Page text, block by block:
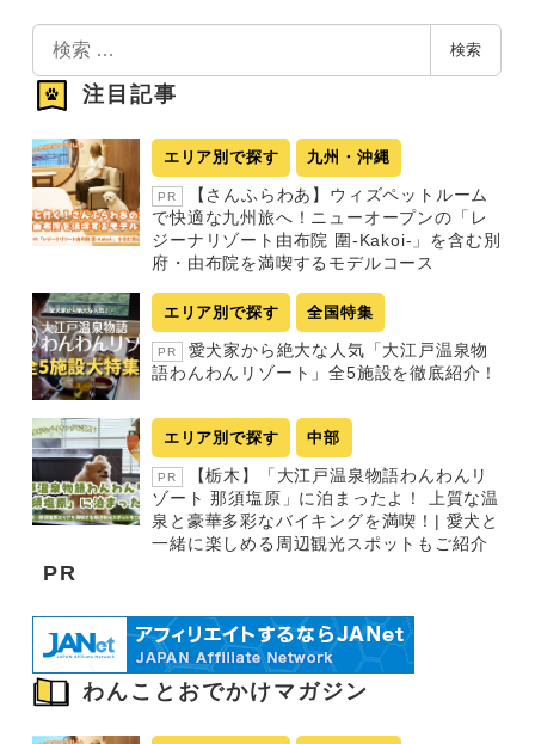
検
索
検索
注目記事
エリア別で探す 九州・沖縄
PR
【さんふらわあ】ウィズペットルーム
で快適な九州旅へ！ニューオープンの「レ
ジーナリゾート由布院 圍-Kakoi-」を含む別
府・由布院を満喫するモデルコース
エリア別で探す 全国特集
PR
愛犬家から絶大な人気「大江戸温泉物
語わんわんリゾート」全5施設を徹底紹介！
エリア別で探す 中部
PR
【栃木】「大江戸温泉物語わんわんリ
ゾート 那須塩原」に泊まったよ！ 上質な温
泉と豪華多彩なバイキングを満喫！| 愛犬と
一緒に楽しめる周辺観光スポットもご紹介
PR
わんことおでかけマガジン